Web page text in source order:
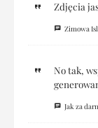
Zdjęcia
Zimowa
No tak,
Jak za